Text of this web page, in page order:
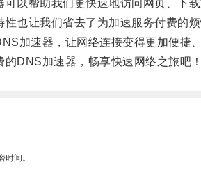
帮助我们更快速地访问网页、下载
让我们省去了为加速服务付费的烦
加速器，让网络连接变得更加便捷、
DNS加速器，畅享快速网络之旅吧！
间。